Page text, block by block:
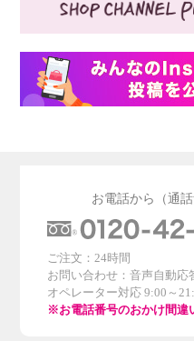
お電話から（通話
ご注文：24時間
お問い合わせ：音声自動応
オペレーター対応 9:00～
※お電話番号のおかけ間違